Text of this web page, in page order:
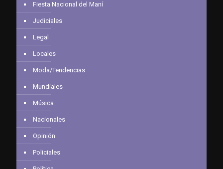
Fiesta Nacional del Maní
Judiciales
Legal
Locales
Moda/Tendencias
Mundiales
Música
Nacionales
Opinión
Policiales